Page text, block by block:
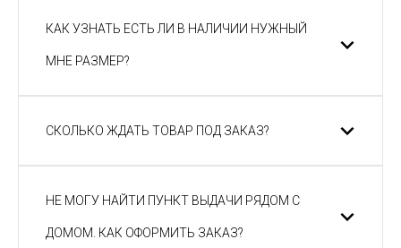
КАК УЗНАТЬ ЕСТЬ ЛИ В НАЛИЧИИ НУЖНЫЙ
МНЕ РАЗМЕР?
СКОЛЬКО ЖДАТЬ ТОВАР ПОД ЗАКАЗ?
НЕ МОГУ НАЙТИ ПУНКТ ВЫДАЧИ РЯДОМ С
ДОМОМ. КАК ОФОРМИТЬ ЗАКАЗ?